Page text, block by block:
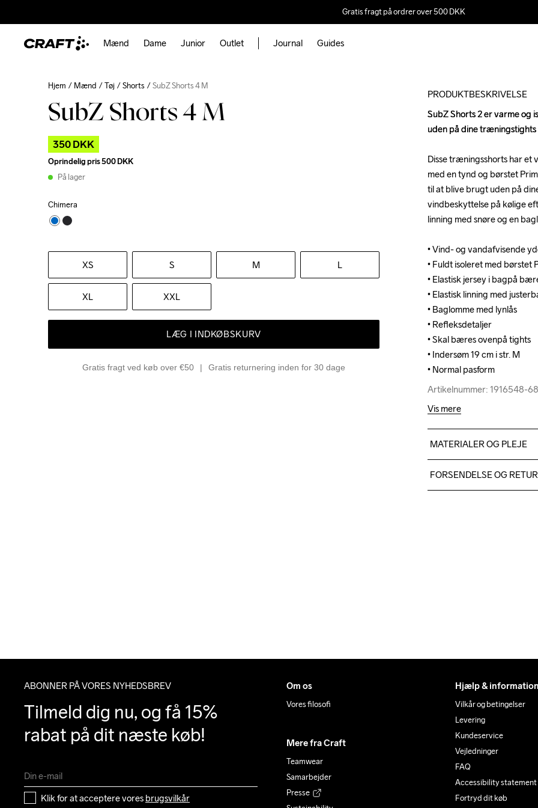
Gratis fragt på ordrer over 500 DKK
Mænd Dame Junior Outlet Journal Guides
Hjem Mænd Tøj Shorts SubZ Shorts 4 M
SubZ Shorts 4 M
350 DKK
Oprindelig pris500 DKK
På lager
Chimera
XS S M L
XL XXL
LÆG I INDKØBSKURV
Gratis fragt ved køb over €50 Gratis returnering inden for 30 dage
PRODUKTBESKRIVELSE
SubZ Shorts 2 er varme og
uden på dine
Disse træningsshorts har
med en tynd og børstet
til at blive brugt uden på
vindbeskyttelse på kølige
linning med snøre og en
• Vind- og vandafvisende
• Fuldt isoleret med børstet
• Elastisk jersey i bagpå
• Elastisk linning med
• Baglomme med lynlås
• Refleksdetaljer
• Skal bæres ovenpå tights
• Indersøm 19 cm i str. M
• Normal pasform
Artikelnummer: 1916548-
SubZ Shorts 2 er varme og
uden på dine
Disse træningsshorts har
med en tynd og børstet
til at blive brugt uden på
vindbeskyttelse på kølige
linning med snøre og en
• Vind- og vandafvisende
• Fuldt isoleret med børstet
• Elastisk jersey i bagpå
• Elastisk linning med
• Baglomme med lynlås
• Refleksdetaljer
• Skal bæres ovenpå tights
• Indersøm 19 cm i str. M
• Normal pasform
Artikelnummer: 1916548-
Vis mere
MATERIALER OG PLEJE
Lining 100% Genanvendt
FORSENDELSE OG
ABONNER PÅ VORES NYHEDSBREV
Tilmeld dig nu, og få 15%
rabat på dit næste køb!
Klik for at acceptere vores brugsvilkår
Om os
Vores filosofi
Mere fra Craft
Teamwear
Samarbejder
Presse
Hjælp & information
Vilkår og betingelser
Levering
Kundeservice
Vejledninger
FAQ
Accessibility statement
Fortryd dit køb